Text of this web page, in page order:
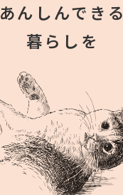
あんしんできる
暮らしを